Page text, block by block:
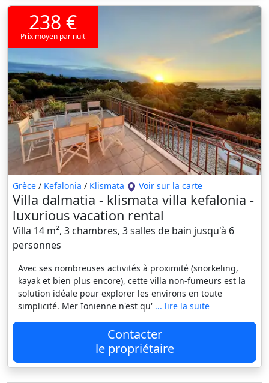
238 €
Prix moyen par nuit
Grèce / Kefalonia / Klismata Voir sur la carte
Villa dalmatia - klismata villa kefalonia -
luxurious vacation rental
Villa 14 m², 3 chambres, 3 salles de bain jusqu'à 6
personnes
Avec ses nombreuses activités à proximité (snorkeling,
kayak et bien plus encore), cette villa non-fumeurs est la
solution idéale pour explorer les environs en toute
simplicité. Mer Ionienne n'est qu' ... lire la suite
Contacter
le propriétaire